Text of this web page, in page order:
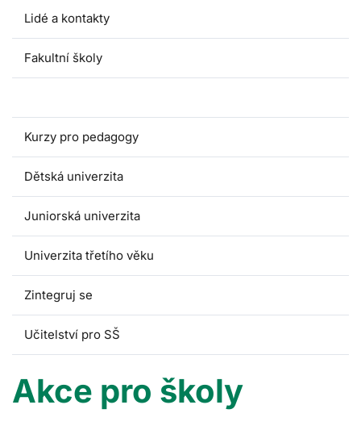
Lidé a kontakty
Fakultní školy
Kurzy pro pedagogy
Dětská univerzita
Juniorská univerzita
Univerzita třetího věku
Zintegruj se
Učitelství pro SŠ
Akce pro školy